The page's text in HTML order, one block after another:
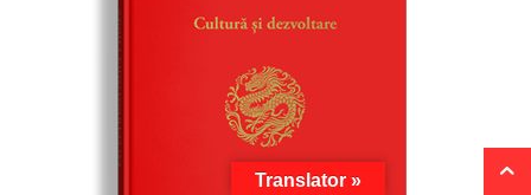
Translator »